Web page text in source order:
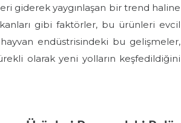
giderek yaygınlaşan bir trend haline
gibi faktörler, bu ürünleri evcil
endüstrisindeki bu gelişmeler,
olarak yeni yolların keşfedildiğini